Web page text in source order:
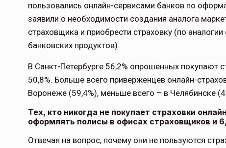
пользовались онлайн-сервисами банков по
заявили о необходимости создания аналога
страховщика и приобрести страховку (по
банковских продуктов).
В Санкт-Петербурге 56,2% опрошенных покупают
50,8%. Больше всего приверженцев онлайн-
Воронеже (59,4%), меньше всего – в Челябинске
Тех, кто никогда не покупает страховки
оформлять полисы в офисах страховщиков и
Отвечая на вопрос, почему они не пользуются